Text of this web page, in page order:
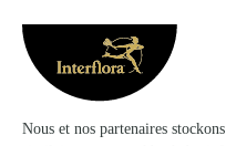
La Riviera
Bon Encontre
26, rue de la République